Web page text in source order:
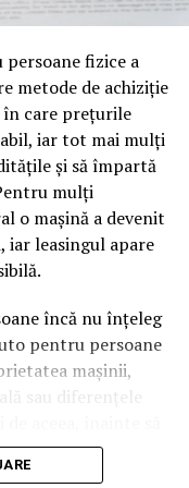
ajunge pe o
în care se
pagină pe care
ca să
greu de ignorat.
însă timpul
despre cât de
reușit atrage
într-un
articol, un
Fiecare astfel de
SEO.
fizice a
metode de achiziție
în care prețurile
iar tot mai mulți
și să împartă
mulți
o mașină a devenit
iar leasingul apare
încă nu înțeleg
pentru persoane
mașinii,
sau diferențele
să înțelegi clar
să știi la ce să fii